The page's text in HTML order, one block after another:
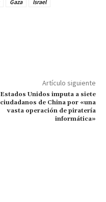
Gaza
Israel
Artículo siguiente
Estados Unidos imputa a siete
ciudadanos de China por «una
vasta operación de piratería
informática»